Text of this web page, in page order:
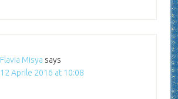
Flavia Misya says
12 Aprile 2016 at 10:08